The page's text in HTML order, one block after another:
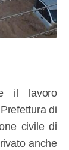
il lavoro
di
civile di
anche